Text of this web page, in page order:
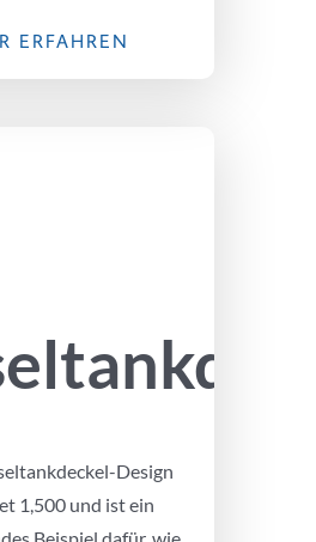
ERFAHREN
Design
1,500 und ist ein